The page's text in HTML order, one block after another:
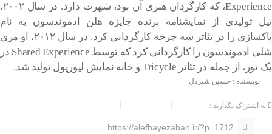
Experience، که کارگردان هنری آن بود، شهرت دارد. در سال ۲۰۰۲،
تیل تولیدی از نمایشنامه برنده جایزه هلن ادموندسون به نام
پاکسازی را در تئاتر سه چرخه کارگردانی کرد. در سال ۲۰۱۲، او مری
شلی ادموندسون را کارگردانی کرد که توسط Shared Experience در
یک تور، از جمله در تئاتر Tricycle و خانه نمایش لیورپول تولید شد.
نویسنده : حسین شیردل
به اشتراک بگذارید :
https://alefbayezaban.ir/?p=1712